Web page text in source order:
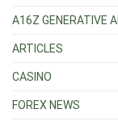
A16Z GENERATIVE AI
ARTICLES
CASINO
FOREX NEWS